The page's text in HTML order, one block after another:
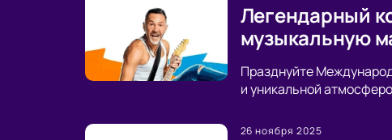
Легендарный
музыкальную
Празднуйте
и уникальной
26 ноября 2025